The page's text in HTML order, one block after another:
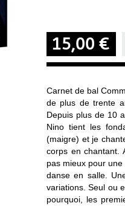
15,00 €
Carnet de bal
de plus de trente
Depuis plus de 10
Nino tient les
(maigre) et je
corps en chantant.
pas mieux pour
danse en salle.
variations. Seul ou
pourquoi, les